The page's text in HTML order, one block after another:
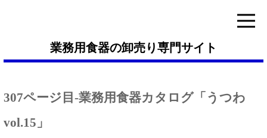
業務用食器の卸売り専門サイト
307ページ目-業務用食器カタログ「うつわ
vol.15」